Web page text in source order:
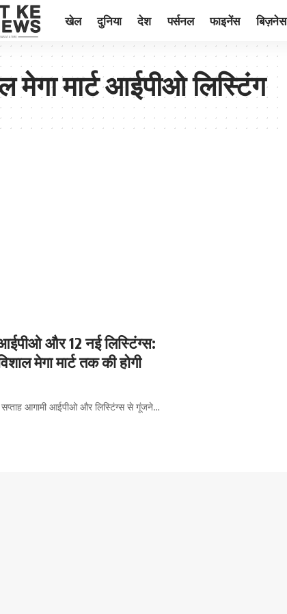
खेल दुनिया देश पर्सनल फाइनेंस बिज़नेस
मेगा मार्ट आईपीओ लिस्टिंग
और 12 नई लिस्टिंग्स:
मेगा मार्ट तक की होगी
सप्ताह आगामी आईपीओ और लिस्टिंग्स से गूंजने…